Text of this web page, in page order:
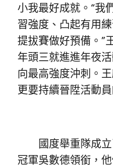
小我最好成就。“我
習強度、凸起有用
提拔賽做好預備。”
年頭三就進進年夜
向最高強度沖刺。
更要持續晉陞活動
國度舉重隊成立
冠軍吳數德領銜，